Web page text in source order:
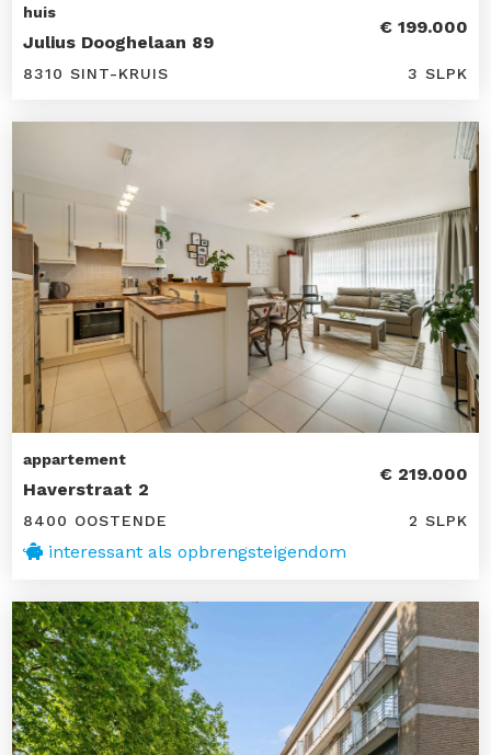
huis
Julius Dooghelaan 89
€ 199.000
8310 SINT-KRUIS 3 SLPK
appartement
Haverstraat 2
€ 219.000
8400 OOSTENDE 2 SLPK
interessant als opbrengsteigendom